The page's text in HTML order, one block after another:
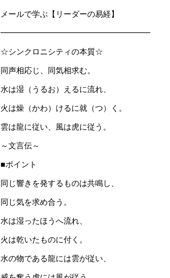
メールで学ぶ【リーダーの易経】
━━━━━━━━━━━━━━━━━━━
☆シンクロニシティの本質☆
同声相応じ、同気相求む。
水は湿（うるお）えるに流れ、
火は燥（かわ）けるに就（つ）く。
雲は龍に従い、風は虎に従う。
～文言伝～
■ポイント
同じ響きを発するものは共鳴し、
同じ気を求め合う。
水は湿ったほうへ流れ、
火は乾いたものに付く。
水の物である龍には雲が従い、